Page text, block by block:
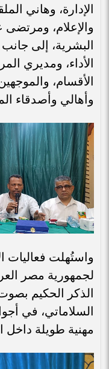
الإدارة، وهاني
والإعلام، ومرتضى
البشرية، إلى
الأداء، ومديري
الأقسام،
وأهالي وأصدقاء
واستُهلت فعاليات
لجمهورية مصر
الذكر الحكيم
السلاماتي، في
مهنية طويلة داخل